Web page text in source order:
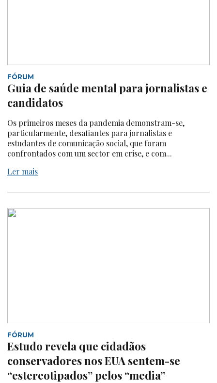
FÓRUM
Guia de saúde mental para jornalistas e
candidatos
Os primeiros meses da pandemia demonstram-se,
particularmente, desafiantes para jornalistas e
estudantes de comunicação social, que foram
confrontados com um sector em crise, e com...
Ler mais
FÓRUM
Estudo revela que cidadãos
conservadores nos EUA sentem-se
“estereotipados” pelos “media”